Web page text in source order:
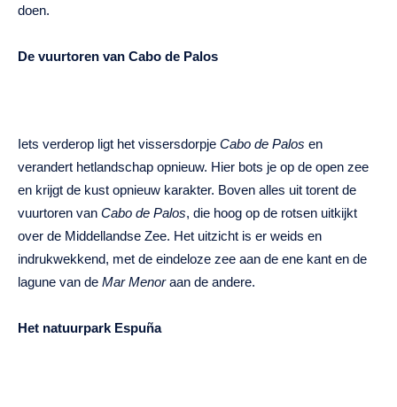
doen.
De vuurtoren van Cabo de Palos
Iets verderop ligt het vissersdorpje Cabo de Palos en
verandert hetlandschap opnieuw. Hier bots je op de open zee
en krijgt de kust opnieuw karakter. Boven alles uit torent de
vuurtoren van Cabo de Palos, die hoog op de rotsen uitkijkt
over de Middellandse Zee. Het uitzicht is er weids en
indrukwekkend, met de eindeloze zee aan de ene kant en de
lagune van de Mar Menoraan de andere.
Het natuurpark Espuña